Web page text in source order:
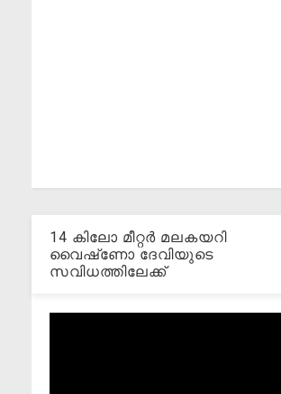
14 കിലോ മീറ്റര്‍ മലകയറി
വൈഷ്‌ണോ ദേവിയുടെ
സവിധത്തിലേക്ക്